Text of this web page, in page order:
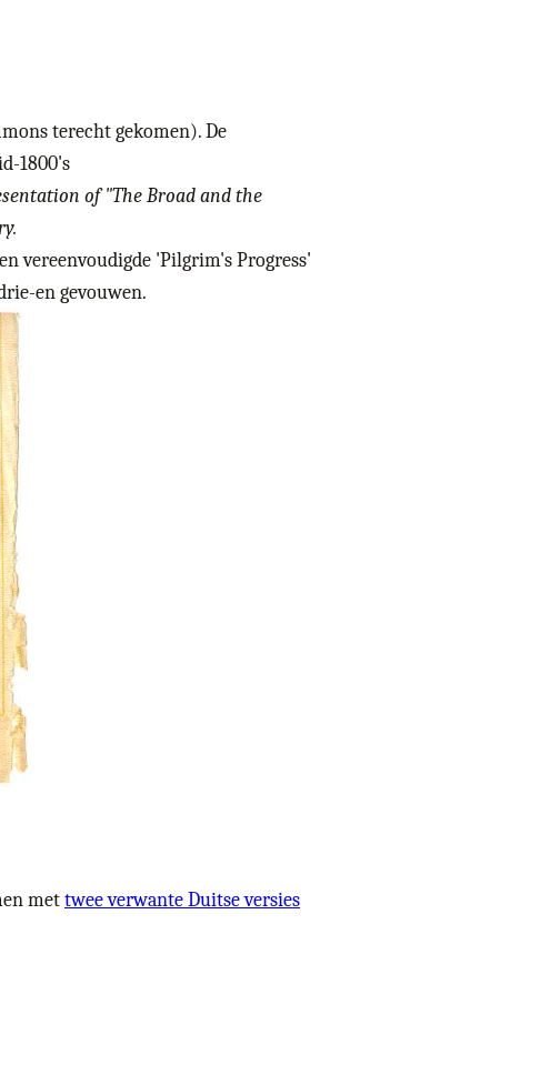
terecht gekomen). De
1800's
of "The Broad and the
vereenvoudigde 'Pilgrim's Progress'
en gevouwen.
met twee verwante Duitse versies